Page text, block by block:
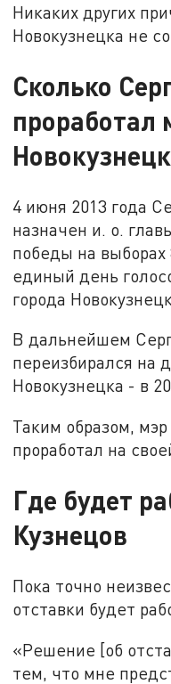
Никаких других
Новокузнецка не
Сколько
проработал
4 июня 2013 года
назначен и. о.
победы на выборах
единый день
города
В дальнейшем
переизбирался на
Новокузнецка - в
Таким образом,
проработал на
Где будет
Кузнецов
Пока точно
отставки будет
«Решение [об
тем, что мне